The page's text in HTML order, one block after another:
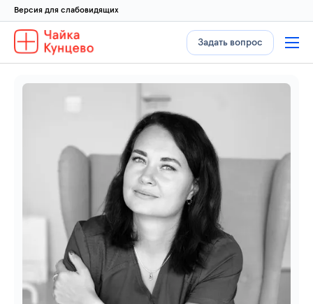
Версия для слабовидящих
Задать вопрос